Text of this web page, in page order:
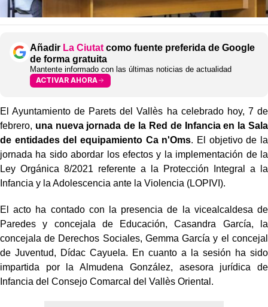
Añadir La Ciutat como fuente preferida de Google
de forma gratuita
Mantente informado con las últimas noticias de actualidad
ACTIVAR AHORA
El Ayuntamiento de Parets del Vallès ha celebrado hoy, 7 de
febrero, una nueva jornada de la Red de Infancia en la Sala
de entidades del equipamiento Ca n'Oms. El objetivo de la
jornada ha sido abordar los efectos y la implementación de la
Ley Orgánica 8/2021 referente a la Protección Integral a la
Infancia y la Adolescencia ante la Violencia (LOPIVI).
El acto ha contado con la presencia de la vicealcaldesa de
Paredes y concejala de Educación, Casandra García, la
concejala de Derechos Sociales, Gemma García y el concejal
de Juventud, Dídac Cayuela. En cuanto a la sesión ha sido
impartida por la Almudena González, asesora jurídica de
Infancia del Consejo Comarcal del Vallès Oriental.